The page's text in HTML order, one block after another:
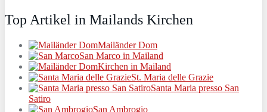
Top Artikel in Mailands Kirchen
Mailänder Dom
San Marco in Mailand
Kirchen in Mailand
St. Maria delle Grazie
Santa Maria presso San
Satiro
San Ambrogio